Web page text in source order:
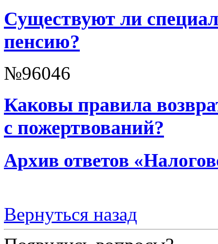
Существуют ли
пенсию?
№96046
Каковы правила
с пожертвований?
Архив ответов
Вернуться назад